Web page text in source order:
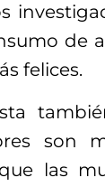
de
felices.
son
las